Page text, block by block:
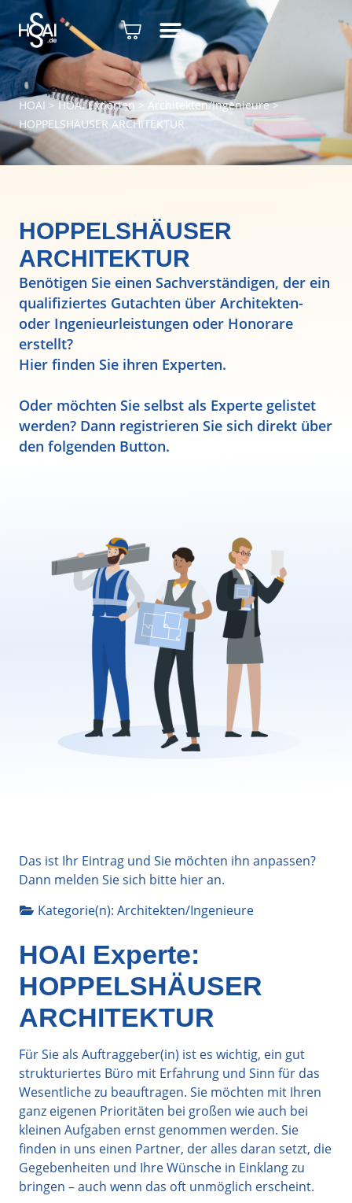
HOAI > HOAI Experten> Architekten/Ingenieure>
HOPPELSHÄUSER ARCHITEKTUR
HOPPELSHÄUSER
ARCHITEKTUR
Benötigen Sie einen Sachverständigen, der ein
qualifiziertes Gutachten über Architekten-
oder Ingenieurleistungen oder Honorare
erstellt?
Hier finden Sie ihren Experten.
Oder möchten Sie selbst als Experte gelistet
werden? Dann registrieren Sie sich direkt über
den folgenden Button.
Das ist Ihr Eintrag und Sie möchten ihn anpassen?
Dann melden Sie sich bitte hieran.
Kategorie(n): Architekten/Ingenieure
HOAI Experte:
HOPPELSHÄUSER
ARCHITEKTUR
Für Sie als Auftraggeber(in) ist es wichtig, ein gut
strukturiertes Büro mit Erfahrung und Sinn für das
Wesentliche zu beauftragen. Sie möchten mit Ihren
ganz eigenen Prioritäten bei großen wie auch bei
kleinen Aufgaben ernst genommen werden. Sie
finden in uns einen Partner, der alles daran setzt, die
Gegebenheiten und Ihre Wünsche in Einklang zu
bringen – auch wenn das oft unmöglich erscheint.